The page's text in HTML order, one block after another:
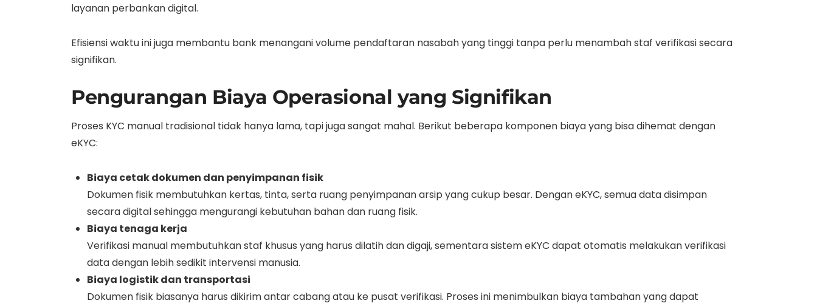
layanan perbankan digital.
Efisiensi waktu ini juga membantu bank menangani volume pendaftaran nasabah yang tinggi tanpa perlu menambah staf verifikasi secara
signifikan.
Pengurangan Biaya Operasional yang Signifikan
Proses KYC manual tradisional tidak hanya lama, tapi juga sangat mahal. Berikut beberapa komponen biaya yang bisa dihemat dengan
eKYC:
Biaya cetak dokumen dan penyimpanan fisik
Dokumen fisik membutuhkan kertas, tinta, serta ruang penyimpanan arsip yang cukup besar. Dengan eKYC, semua data disimpan
secara digital sehingga mengurangi kebutuhan bahan dan ruang fisik.
Biaya tenaga kerja
Verifikasi manual membutuhkan staf khusus yang harus dilatih dan digaji, sementara sistem eKYC dapat otomatis melakukan verifikasi
data dengan lebih sedikit intervensi manusia.
Biaya logistik dan transportasi
Dokumen fisik biasanya harus dikirim antar cabang atau ke pusat verifikasi. Proses ini menimbulkan biaya tambahan yang dapat